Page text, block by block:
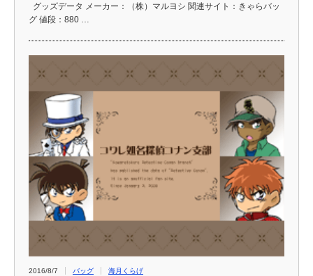
グッズデータ メーカー：（株）マルヨシ 関連サイト：きゃらバッ
グ 値段：880 …
2016/8/7 バッグ 海月くらげ